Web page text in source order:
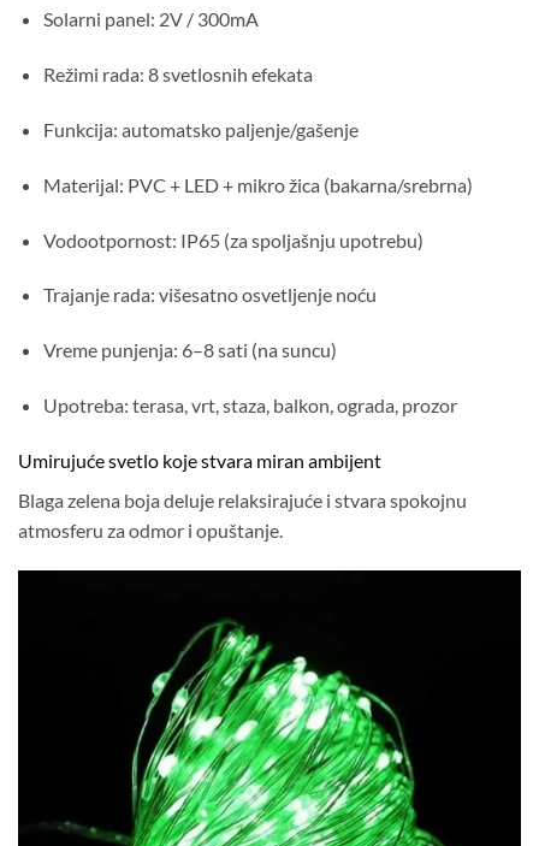
Solarni panel: 2V / 300mA
Režimi rada: 8 svetlosnih efekata
Funkcija: automatsko paljenje/gašenje
Materijal: PVC + LED + mikro žica (bakarna/srebrna)
Vodootpornost: IP65 (za spoljašnju upotrebu)
Trajanje rada: višesatno osvetljenje noću
Vreme punjenja: 6–8 sati (na suncu)
Upotreba: terasa, vrt, staza, balkon, ograda, prozor
Umirujuće svetlo koje stvara miran ambijent
Blaga zelena boja deluje relaksirajuće i stvara spokojnu
atmosferu za odmor i opuštanje.